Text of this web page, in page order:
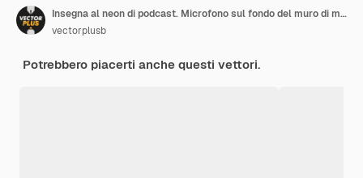
Insegna al neon di podcast. Microfono sul fondo del muro di mattoni. Illustrazione vettoriale in stile neon per stazioni radio e trasmissioni
vectorplusb
Potrebbero piacerti anche questi vettori.